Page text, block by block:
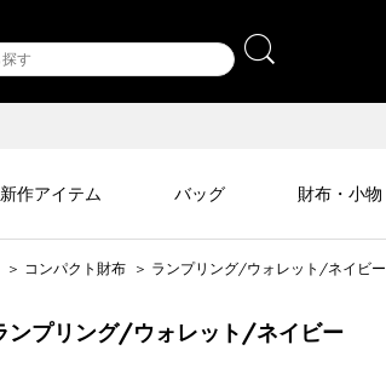
新作アイテム バッグ 財布・小物
＞ コンパクト財布 ＞ ランプリング/ウォレット/ネイビー
ンプリング/ウォレット/ネイビー